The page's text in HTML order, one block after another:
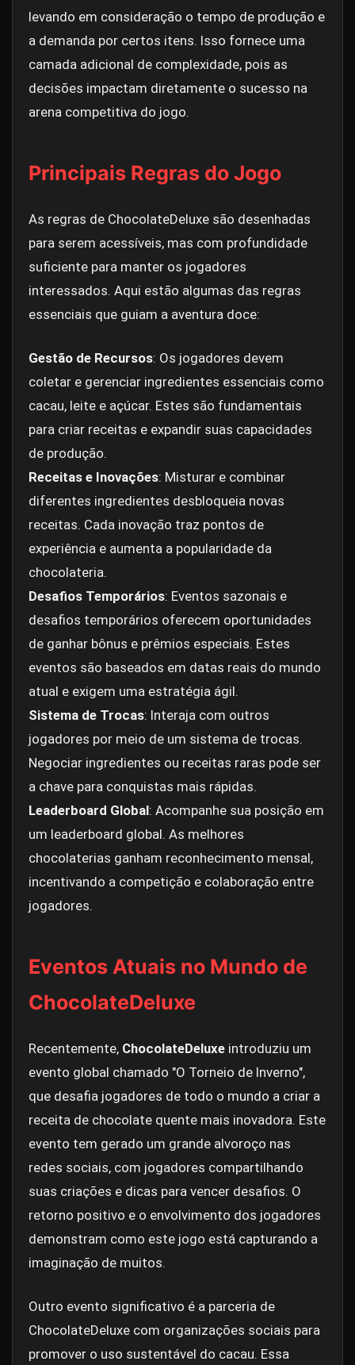
levando em consideração o tempo de produção e
a demanda por certos itens. Isso fornece uma
camada adicional de complexidade, pois as
decisões impactam diretamente o sucesso na
arena competitiva do jogo.
Principais Regras do Jogo
As regras de ChocolateDeluxe são desenhadas
para serem acessíveis, mas com profundidade
suficiente para manter os jogadores
interessados. Aqui estão algumas das regras
essenciais que guiam a aventura doce:
Gestão de Recursos: Os jogadores devem
coletar e gerenciar ingredientes essenciais como
cacau, leite e açúcar. Estes são fundamentais
para criar receitas e expandir suas capacidades
de produção.
Receitas e Inovações: Misturar e combinar
diferentes ingredientes desbloqueia novas
receitas. Cada inovação traz pontos de
experiência e aumenta a popularidade da
chocolateria.
Desafios Temporários: Eventos sazonais e
desafios temporários oferecem oportunidades
de ganhar bônus e prêmios especiais. Estes
eventos são baseados em datas reais do mundo
atual e exigem uma estratégia ágil.
Sistema de Trocas: Interaja com outros
jogadores por meio de um sistema de trocas.
Negociar ingredientes ou receitas raras pode ser
a chave para conquistas mais rápidas.
Leaderboard Global: Acompanhe sua posição em
um leaderboard global. As melhores
chocolaterias ganham reconhecimento mensal,
incentivando a competição e colaboração entre
jogadores.
Eventos Atuais no Mundo de
ChocolateDeluxe
Recentemente, ChocolateDeluxe introduziu um
evento global chamado "O Torneio de Inverno",
que desafia jogadores de todo o mundo a criar a
receita de chocolate quente mais inovadora. Este
evento tem gerado um grande alvoroço nas
redes sociais, com jogadores compartilhando
suas criações e dicas para vencer desafios. O
retorno positivo e o envolvimento dos jogadores
demonstram como este jogo está capturando a
imaginação de muitos.
Outro evento significativo é a parceria de
ChocolateDeluxe com organizações sociais para
promover o uso sustentável do cacau. Essa